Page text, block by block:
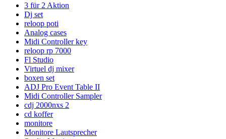
3 für 2 Aktion
Dj set
reloop poti
Analog cases
Midi Controller key
reloop rp 7000
Fl Studio
Virtuel dj mixer
boxen set
ADJ Pro Event Table II
Midi Controller Sampler
cdj 2000nxs 2
cd koffer
monitore
Monitore Lautsprecher